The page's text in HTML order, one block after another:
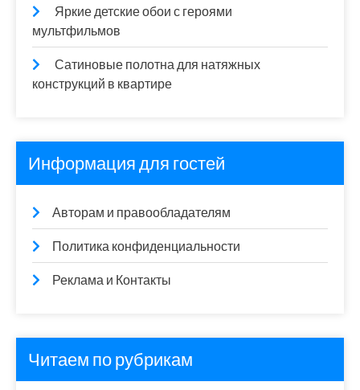
Яркие детские обои с героями
мультфильмов
Сатиновые полотна для натяжных
конструкций в квартире
Информация для гостей
Авторам и правообладателям
Политика конфиденциальности
Реклама и Контакты
Читаем по рубрикам